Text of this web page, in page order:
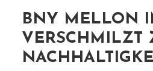
BNY MELLON
VERSCHMILZT